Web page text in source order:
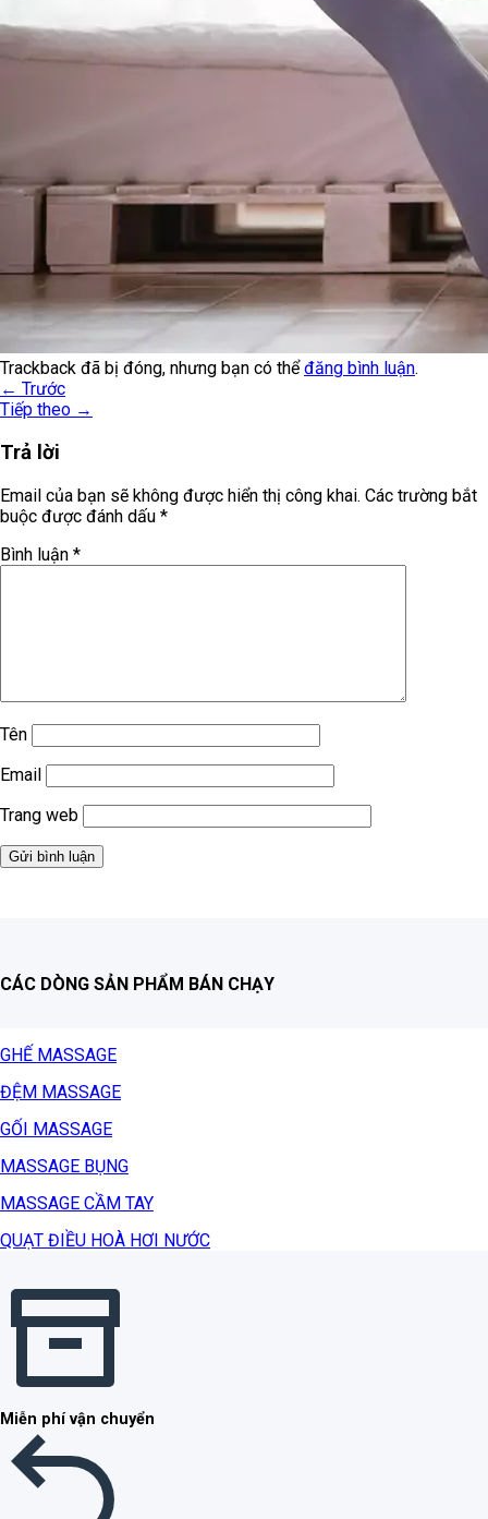
Trackback đã bị đóng, nhưng bạn có thểđăng bình luận.
← Trước
Tiếp theo →
Trả lời
Email của bạn sẽ không được hiển thị công khai. Các trường bắt
buộc được đánh dấu *
Bình luận *
Tên
Email
Trang web
CÁC DÒNG SẢN PHẨM BÁN CHẠY
GHẾ MASSAGE
ĐỆM MASSAGE
GỐI MASSAGE
MASSAGE BỤNG
MASSAGE CẦM TAY
QUẠT ĐIỀU HOÀ HƠI NƯỚC
Miễn phí vận chuyển